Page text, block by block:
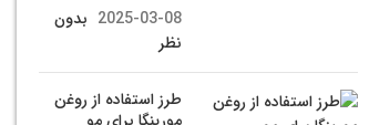
2025-03-08 بدون
نظر
طرز استفاده از روغن